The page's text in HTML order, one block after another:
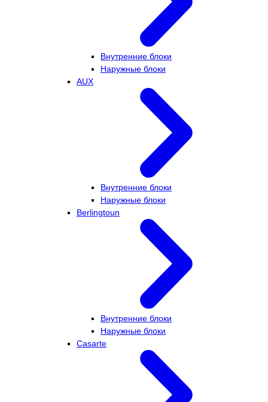
Внутренние блоки
Наружные блоки
AUX
Внутренние блоки
Наружные блоки
Berlingtoun
Внутренние блоки
Наружные блоки
Casarte